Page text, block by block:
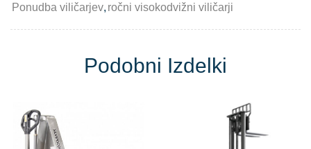
Ponudba viličarjev, ročni visokodvižni viličarji
Podobni Izdelki